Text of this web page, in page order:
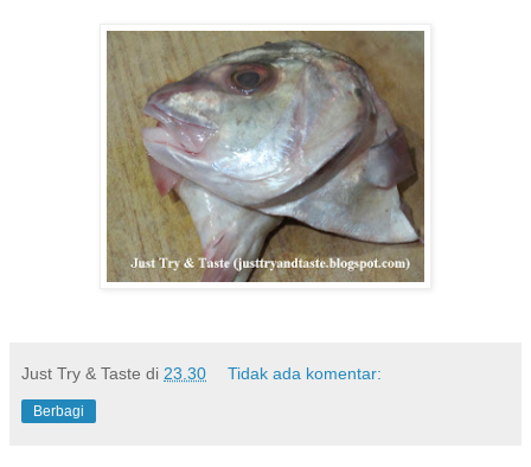
Just Try & Taste di 23.30 Tidak ada komentar:
Berbagi